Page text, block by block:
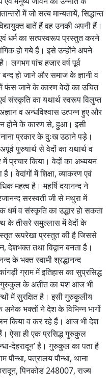
में जो सत्य मान्यतायें, सिद्धान्त
बातें हैं वह उनकी अपनी हैं।
एवं धर्म का सत्यस्वरूप प्रस्तुत करने
हो गये हैं। इसे उन्होंने अपने
लगभग पांच हजार वर्ष पूर्व
हो जाने और समाज के ज्ञानी व
में फंस जाने के कारण वेदों का उचित
संस्कृति का यथार्थ स्वरूप विलुप्त
व अन्धविश्वास उत्पन्न हुए और
न होने के कारण से, हुआ। इसी
प्रकार के दुःख उठाने पड़े।
पुरुषार्थ से वेदों का यथार्थ व
में प्रचार किया। वेदों का अध्ययन
वेदांगों में शिक्षा, व्याकरण एवं
महत्व है। महर्षि दयानन्द ने
सरस्वती जी से मथुरा में
व संस्कृति का उद्धार हो सकता
के तीसरे समुल्लास में वेदों के
रूपरेखा प्रस्तुत की है जिससे
देशभक्त तथा विद्वान बनता है।
के भक्त स्वामी श्रद्धानन्द
ग्राम में इतिहास का सुप्रसिद्ध
गुरुकुल के अतीत का यश आज भी
में सुरक्षित है। इसी गुरुकुलीय
अनेक भक्तों ने देश के विभिन्न भागों
किया व कर रहे हैं। आज भी देश
ऐसा ही एक प्रसिद्ध गुरुकुल
देहरादून’ है। गुरुकुल का पता है
पौन्धा, पत्रालय पौन्धा, थाना
पिनकोड 248007, राज्य